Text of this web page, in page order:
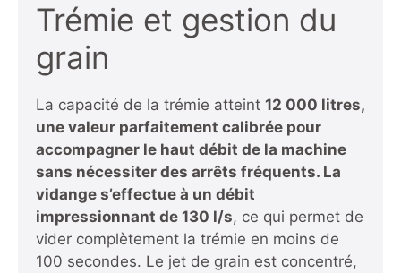
Trémie et gestion du
grain
La capacité de la trémie atteint 12 000 litres,
une valeur parfaitement calibrée pour
accompagner le haut débit de la machine
sans nécessiter des arrêts fréquents. La
vidange s’effectue à un débit
impressionnant de 130 l/s, ce qui permet de
vider complètement la trémie en moins de
100 secondes. Le jet de grain est concentré,